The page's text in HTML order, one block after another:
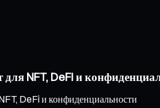
NFT, DeFi и
DeFi и конфиденциальности